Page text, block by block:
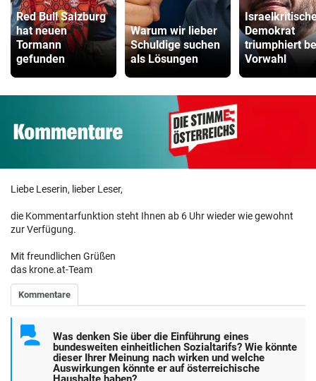
Red Bull Salzburg
hat neuen
Tormann
gefunden
Warum wir lieber
Schuldige suchen
als Lösungen
Demokrat
triumphiert
Vorwahl
Liebe Leserin, lieber Leser,
die Kommentarfunktion steht Ihnen ab 6 Uhr wieder wie gewohnt
zur Verfügung.
Mit freundlichen Grüßen
das krone.at-Team